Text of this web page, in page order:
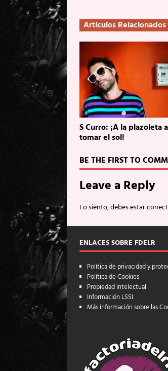
Artículos Relacionados
S Curro: ¡A la plazoleta a
tomar el sol!
BE THE FIRST TO
Leave a Reply
Lo siento, debes estar
ENLACES SOBRE FDELR
Política de privacidad y
Política de Cookies
Propiedad intelectual
Información LSSI
Más información sobre las